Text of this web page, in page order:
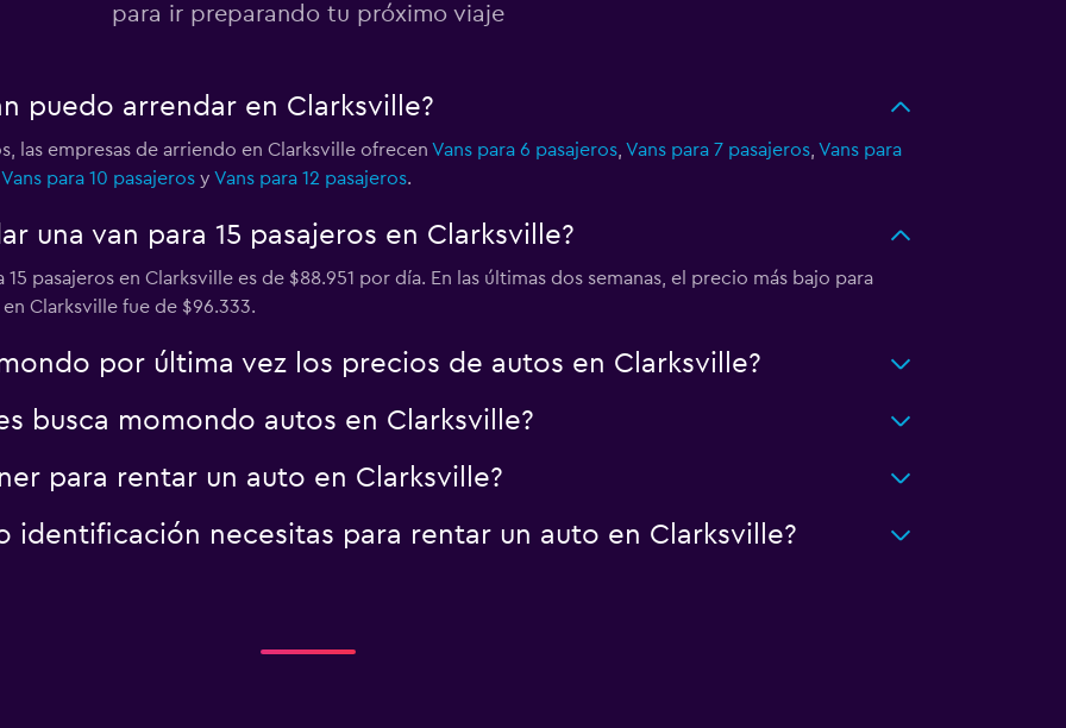
para ir preparando tu próximo viaje
puedo arrendar en Clarksville?
las empresas de arriendo en Clarksville ofrecen Vans para 6 pasajeros, Vans para 7 pasajeros, Vans para
Vans para 10 pasajerosy Vans para 12 pasajeros.
una van para 15 pasajeros en Clarksville?
pasajeros en Clarksville es de $88.951 por día. En las últimas dos semanas, el precio más bajo para
Clarksville fue de $96.333.
por última vez los precios de autos en Clarksville?
busca momondo autos en Clarksville?
para rentar un auto en Clarksville?
identificación necesitas para rentar un auto en Clarksville?